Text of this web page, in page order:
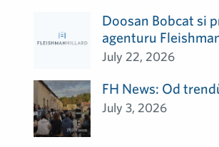
Doosan Bobcat si
agenturu
July 22, 2026
FH News: Od
July 3, 2026